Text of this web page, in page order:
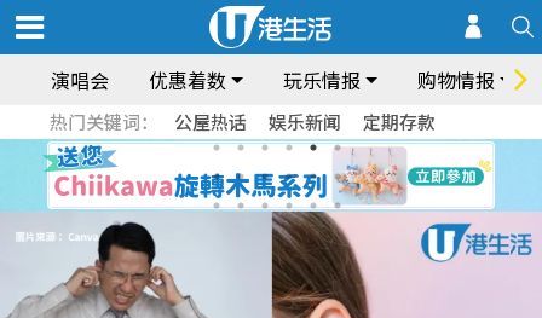
演唱会 优惠着数 玩乐情报 购物情报
热门关键词： 公屋热话 娱乐新闻 定期存款